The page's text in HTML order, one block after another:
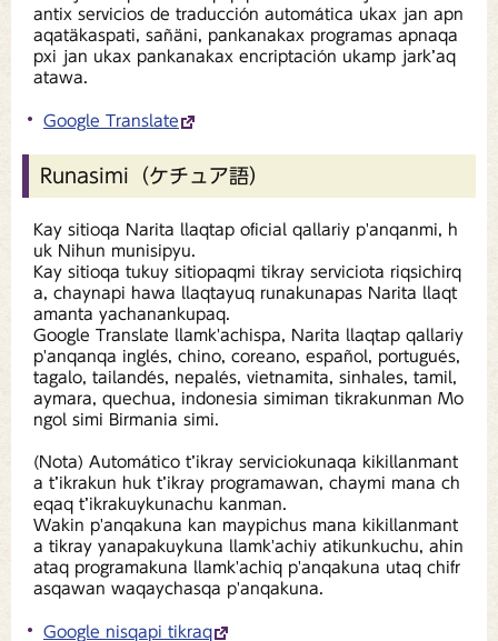
antix servicios de traducción automática ukax jan apn
aqatäkaspati, sañäni, pankanakax programas apnaqa
pxi jan ukax pankanakax encriptación ukamp jark’aq
atawa.
Google Translate
Runasimi（ケチュア語）
Kay sitioqa Narita llaqtap oficial qallariy p'anqanmi, h
uk Nihun munisipyu.
Kay sitioqa tukuy sitiopaqmi tikray serviciota riqsichirq
a, chaynapi hawa llaqtayuq runakunapas Narita llaqt
amanta yachanankupaq.
Google Translate llamk'achispa, Narita llaqtap qallariy
p'anqanqa inglés, chino, coreano, español, portugués,
tagalo, tailandés, nepalés, vietnamita, sinhales, tamil,
aymara, quechua, indonesia simiman tikrakunman Mo
ngol simi Birmania simi.
(Nota) Automático t’ikray serviciokunaqa kikillanmant
a t’ikrakun huk t’ikray programawan, chaymi mana ch
eqaq t’ikrakuykunachu kanman.
Wakin p'anqakuna kan maypichus mana kikillanmant
a tikray yanapakuykuna llamk'achiy atikunkuchu, ahin
ataq programakuna llamk'achiq p'anqakuna utaq chifr
asqawan waqaychasqa p'anqakuna.
Google nisqapi tikraq